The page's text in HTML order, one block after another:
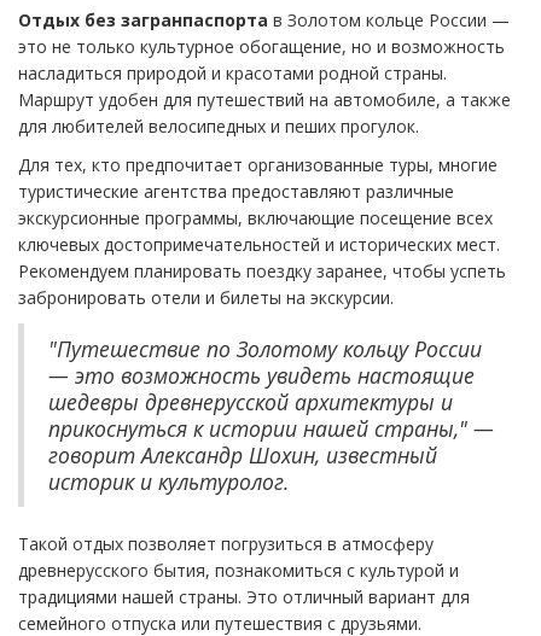
Отдых без загранпаспорта в Золотом кольце России —
это не только культурное обогащение, но и возможность
насладиться природой и красотами родной страны.
Маршрут удобен для путешествий на автомобиле, а также
для любителей велосипедных и пеших прогулок.
Для тех, кто предпочитает организованные туры, многие
туристические агентства предоставляют различные
экскурсионные программы, включающие посещение всех
ключевых достопримечательностей и исторических мест.
Рекомендуем планировать поездку заранее, чтобы успеть
забронировать отели и билеты на экскурсии.
"Путешествие по Золотому кольцу России
— это возможность увидеть настоящие
шедевры древнерусской архитектуры и
прикоснуться к истории нашей страны," —
говорит Александр Шохин, известный
историк и культуролог.
Такой отдых позволяет погрузиться в атмосферу
древнерусского бытия, познакомиться с культурой и
традициями нашей страны. Это отличный вариант для
семейного отпуска или путешествия с друзьями.